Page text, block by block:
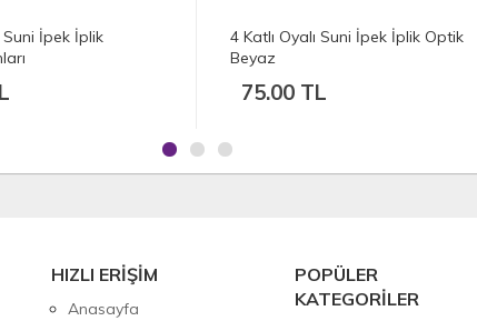
Suni İpek İplik Optik
4 Katlı Oyalı Suni İpek İplik Gri
Tonları
75.00 TL
HIZLI ERİŞİM
Anasayfa
POPÜLER
KATEGORİLER